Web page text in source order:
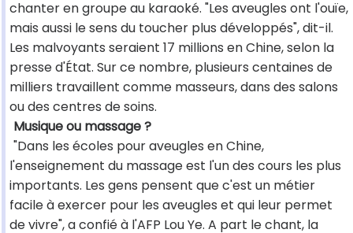
chanter en groupe au karaoké. "Les aveugles ont l'ouïe,
mais aussi le sens du toucher plus développés", dit-il.
Les malvoyants seraient 17 millions en Chine, selon la
presse d'État. Sur ce nombre, plusieurs centaines de
milliers travaillent comme masseurs, dans des salons
ou des centres de soins.
Musique ou massage ?
"Dans les écoles pour aveugles en Chine,
l'enseignement du massage est l'un des cours les plus
importants. Les gens pensent que c'est un métier
facile à exercer pour les aveugles et qui leur permet
de vivre", a confié à l'AFP Lou Ye. A part le chant, la